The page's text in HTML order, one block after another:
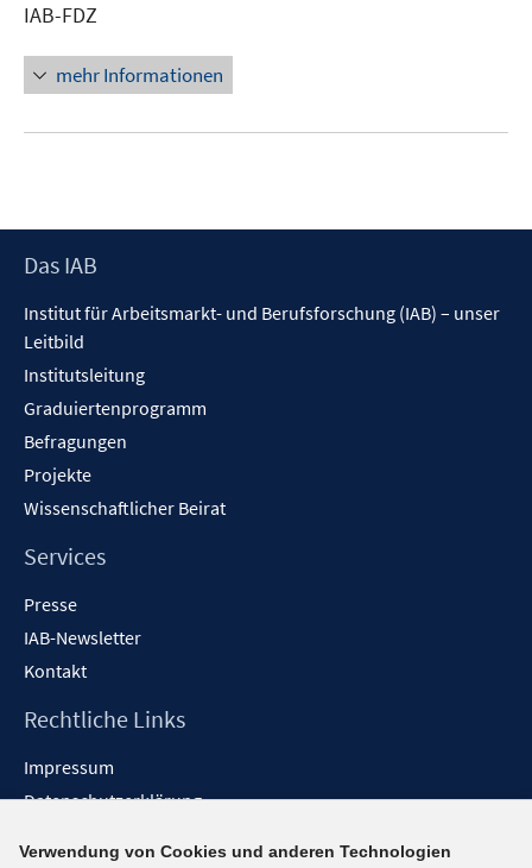
IAB-FDZ
mehr Informationen
Footer
Das IAB
Institut für Arbeitsmarkt- und Berufsforschung (IAB) – unser
Leitbild
Institutsleitung
Graduiertenprogramm
Befragungen
Projekte
Wissenschaftlicher Beirat
Services
Presse
IAB-Newsletter
Kontakt
Rechtliche Links
Impressum
Datenschutzerklärung
Verwendung von Cookies und anderen Technologien